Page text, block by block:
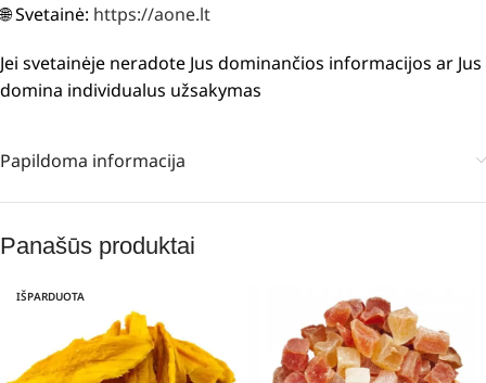
🌐 Svetainė: https://aone.lt
Jei svetainėje neradote Jus dominančios informacijos ar Jus
domina individualus užsakymas
Papildoma informacija
Panašūs produktai
IŠPARDUOTA